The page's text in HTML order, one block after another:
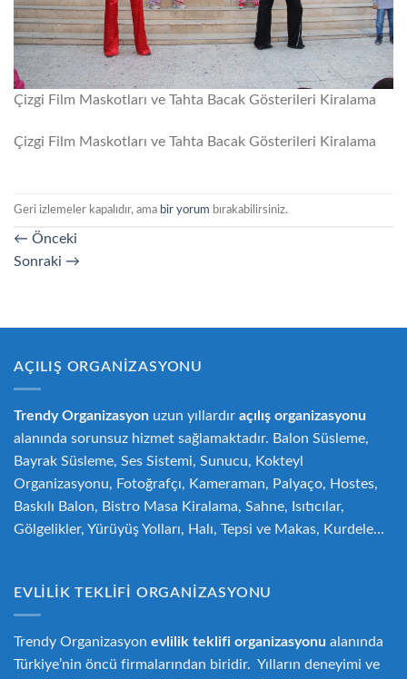
Çizgi Film Maskotları ve Tahta Bacak Gösterileri Kiralama
Çizgi Film Maskotları ve Tahta Bacak Gösterileri Kiralama
Geri izlemeler kapalıdır, ama bir yorum bırakabilirsiniz.
← Önceki
Sonraki →
AÇILIŞ ORGANIZASYONU
Trendy Organizasyon uzun yıllardır açılış organizasyonu
alanında sorunsuz hizmet sağlamaktadır. Balon Süsleme,
Bayrak Süsleme, Ses Sistemi, Sunucu, Kokteyl
Organizasyonu, Fotoğrafçı, Kameraman, Palyaço, Hostes,
Baskılı Balon, Bistro Masa Kiralama, Sahne, Isıtıcılar,
Gölgelikler, Yürüyüş Yolları, Halı, Tepsi ve Makas, Kurdele…
EVLILIK TEKLIFI ORGANIZASYONU
Trendy Organizasyon evlilik teklifi organizasyonu alanında
Türkiye’nin öncü firmalarından biridir. Yılların deneyimi ve